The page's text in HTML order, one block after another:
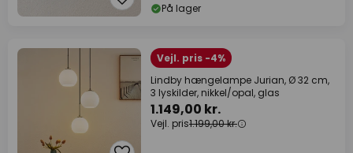
På lager
Vejl. pris -4%
Lindby hængelampe Jurian, Ø 32 cm,
3 lyskilder, nikkel/opal, glas
1.149,00 kr.
Vejl. pris1.199,00 kr.